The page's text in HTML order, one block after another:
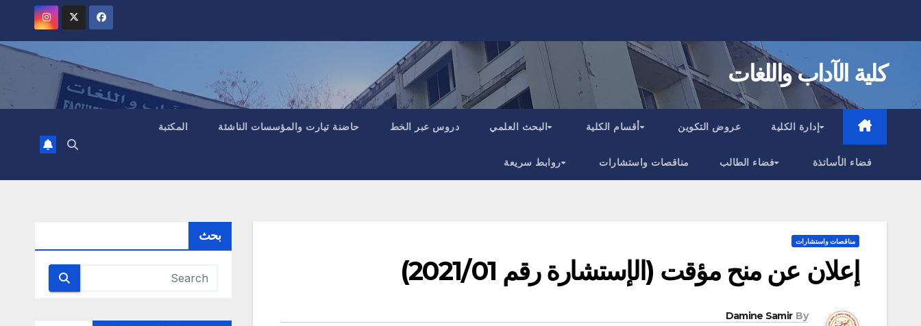
كلية الآداب واللغات
إدارة الكلية عروض التكوين أقسام الكلية البحث العلمي دروس عبر الخط حاضنة تيارت والمؤسسات الناشئة المكتبة
فضاء الأساتذة فضاء الطالب مناقصات واستشارات روابط سريعة
مناقصات واستشارات
إعلان عن منح مؤقت (الإستشارة رقم 2021/01)
By
Damine Samir
بحث